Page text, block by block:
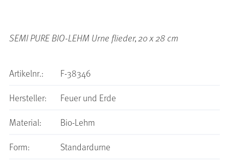
SEMI PURE BIO-LEHM Urne flieder, 20 x 28 cm
Artikelnr.:
F-38346
Hersteller:
Feuer und Erde
Material:
Bio-Lehm
Form:
Standardurne